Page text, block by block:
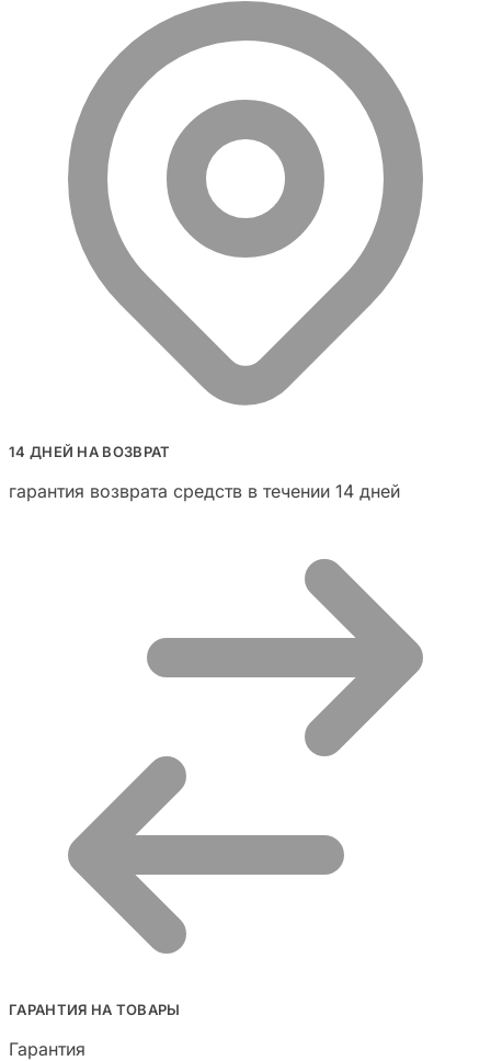
14 ДНЕЙ НА ВОЗВРАТ
гарантия возврата средств в течении 14 дней
ГАРАНТИЯ НА ТОВАРЫ
Гарантия